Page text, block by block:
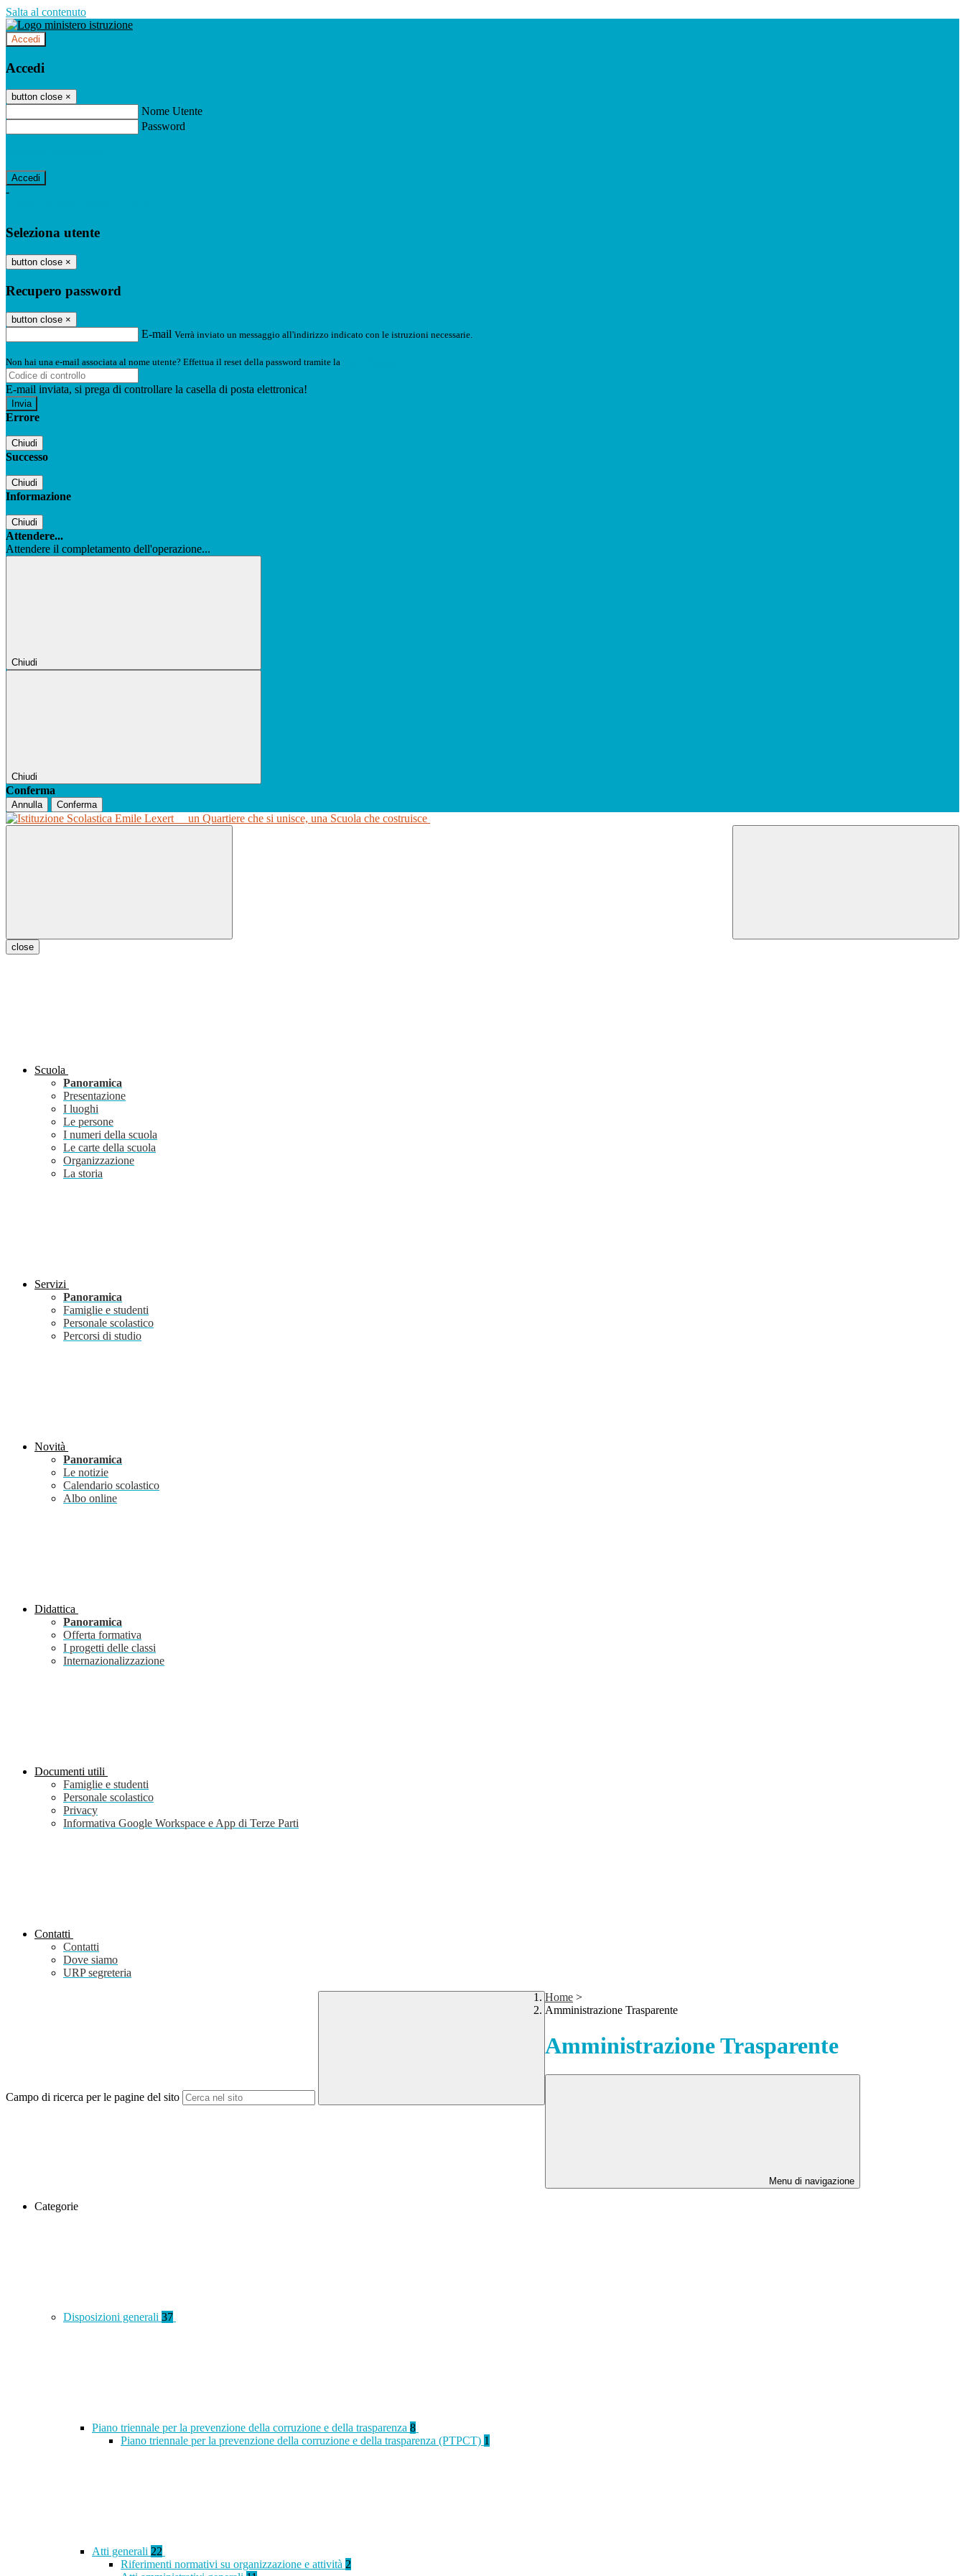
Salta al contenuto
Accedi
Accedi
button close ×
Nome Utente
Password
-
Seleziona utente
button close ×
Recupero password
button close ×
E-mail Verrà inviato un messaggio all'indirizzo indicato con le istruzioni necessarie.
Non hai una e-mail associata al nome utente? Effettua il reset della password tramite la
E-mail inviata, si prega di controllare la casella di posta elettronica!
Errore
Chiudi
Successo
Chiudi
Informazione
Chiudi
Attendere...
Attendere il completamento dell'operazione...
Chiudi
Chiudi
Conferma
Annulla Conferma
un Quartiere che si unisce, una Scuola che costruisce
close
Scuola
Panoramica
Presentazione
I luoghi
Le persone
I numeri della scuola
Le carte della scuola
Organizzazione
La storia
Servizi
Panoramica
Famiglie e studenti
Personale scolastico
Percorsi di studio
Novità
Panoramica
Le notizie
Calendario scolastico
Albo online
Didattica
Panoramica
Offerta formativa
I progetti delle classi
Internazionalizzazione
Documenti utili
Famiglie e studenti
Personale scolastico
Privacy
Informativa Google Workspace e App di Terze Parti
Contatti
Contatti
Dove siamo
URP segreteria
Campo di ricerca per le pagine del sito
Home >
Amministrazione Trasparente
Amministrazione Trasparente
Menu di navigazione
Categorie
Disposizioni generali 37
Piano triennale per la prevenzione della corruzione e della trasparenza 8
Piano triennale per la prevenzione della corruzione e della trasparenza (PTPCT) 1
Atti generali 22
Riferimenti normativi su organizzazione e attività 2